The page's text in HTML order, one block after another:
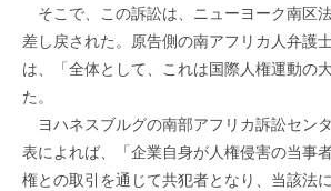
そこで、この訴訟は、ニューヨーク南区
差し戻された。原告側の南アフリカ人弁護
は、「全体として、これは国際人権運動の
た。
ヨハネスブルグの南部アフリカ訴訟セン
表によれば、「企業自身が人権侵害の当事
権との取引を通じて共犯者となり、当該法